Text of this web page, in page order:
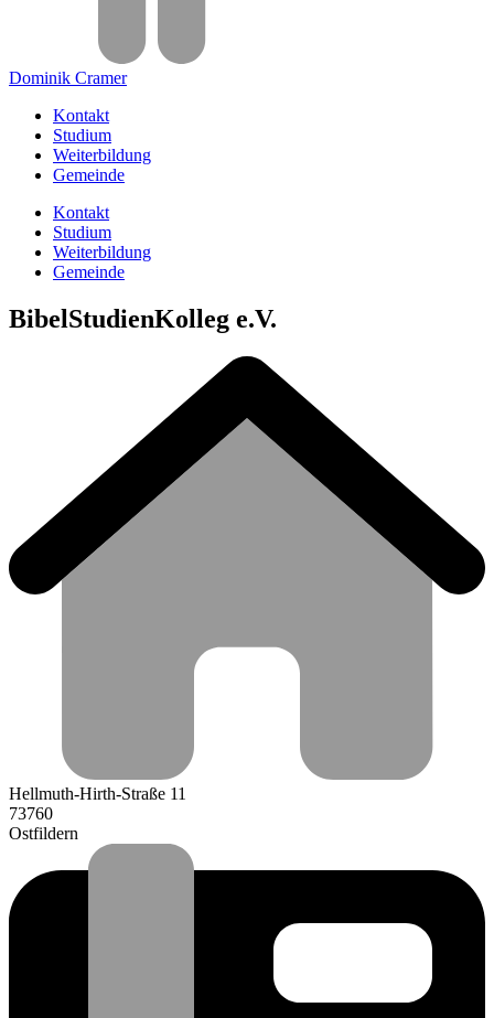
Dominik Cramer
Kontakt
Studium
Weiterbildung
Gemeinde
Kontakt
Studium
Weiterbildung
Gemeinde
BibelStudienKolleg e.V.
Hellmuth-Hirth-Straße 11
73760
Ostfildern